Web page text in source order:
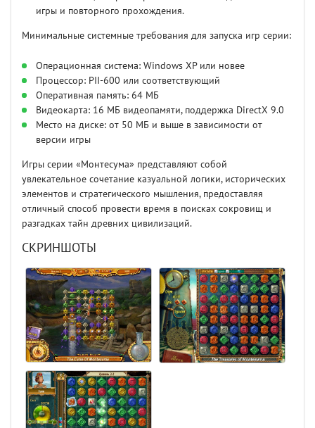
игры и повторного прохождения.
Минимальные системные требования для запуска игр серии:
Операционная система: Windows XP или новее
Процессор: PII-600 или соответствующий
Оперативная память: 64 МБ
Видеокарта: 16 МБ видеопамяти, поддержка DirectX 9.0
Место на диске: от 50 МБ и выше в зависимости от
версии игры
Игры серии «Монтесума» представляют собой
увлекательное сочетание казуальной логики, исторических
элементов и стратегического мышления, предоставляя
отличный способ провести время в поисках сокровищ и
разгадках тайн древних цивилизаций.
СКРИНШОТЫ